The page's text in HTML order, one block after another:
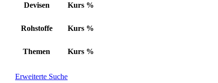
Devisen Kurs %
Rohstoffe Kurs %
Themen Kurs %
Erweiterte Suche